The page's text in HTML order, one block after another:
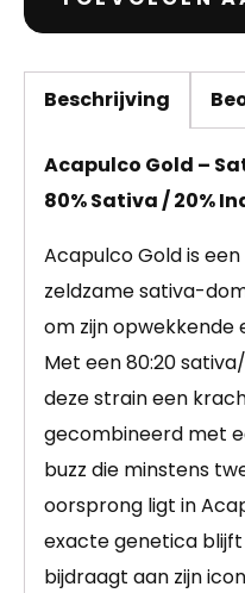
Beschrijving
Acapulco Gold –
80% Sativa / 20%
Acapulco Gold is
zeldzame sativa-
om zijn
Met een 80:20
deze strain een
gecombineerd met
buzz die minstens
oorsprong ligt in
exacte genetica
bijdraagt aan zijn